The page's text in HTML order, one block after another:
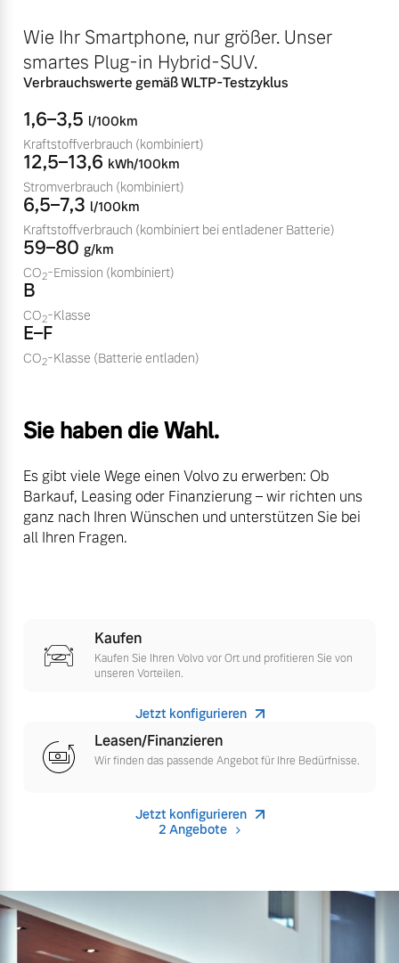
Fahrzeug konfigurieren
Sofort verfügbare Fahrzeuge
Volvo Selekt
Mehr erfahren
Editionsmodelle
Mehr erfahren
Sommer Kompletträder.
Bitte sprechen Sie uns
direkt an.
Entdecken Sie unsere
Mehr erfahren
Versicherung
Wie Ihr Smartphone, nur größer. Unser
smartes Plug-in Hybrid-SUV.
Verbrauchswerte gemäß WLTP-Testzyklus
1,6–3,5 l/100km
Kraftstoffverbrauch (kombiniert)
12,5–13,6 kWh/100km
Stromverbrauch (kombiniert)
6,5–7,3 l/100km
Kraftstoffverbrauch (kombiniert bei entladener Batterie)
59–80 g/km
CO2-Emission (kombiniert)
B
CO2-Klasse
E–F
CO2-Klasse (Batterie entladen)
Sie haben die Wahl.
Es gibt viele Wege einen Volvo zu erwerben: Ob
Barkauf, Leasing oder Finanzierung – wir richten uns
ganz nach Ihren Wünschen und unterstützen Sie bei
all Ihren Fragen.
Kaufen
Kaufen Sie Ihren Volvo vor Ort und profitieren Sie von
unseren Vorteilen.
Jetzt konfigurieren
Leasen/Finanzieren
Wir finden das passende Angebot für Ihre Bedürfnisse.
Jetzt konfigurieren
2 Angebote